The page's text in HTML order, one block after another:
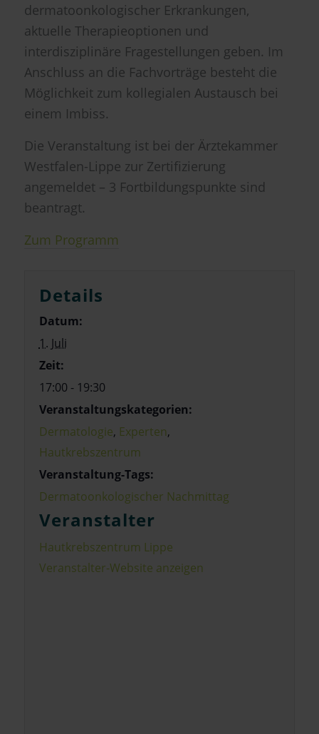
dermatoonkologischer Erkrankungen,
aktuelle Therapieoptionen und
interdisziplinäre Fragestellungen geben. Im
Anschluss an die Fachvorträge besteht die
Möglichkeit zum kollegialen Austausch bei
einem Imbiss.
Die Veranstaltung ist bei der Ärztekammer
Westfalen-Lippe zur Zertifizierung
angemeldet – 3 Fortbildungspunkte sind
beantragt.
Zum Programm
Details
Datum:
1. Juli
Zeit:
17:00 - 19:30
Veranstaltungskategorien:
Dermatologie, Experten,
Hautkrebszentrum
Veranstaltung-Tags:
Dermatoonkologischer Nachmittag
Veranstalter
Hautkrebszentrum Lippe
Veranstalter-Website anzeigen